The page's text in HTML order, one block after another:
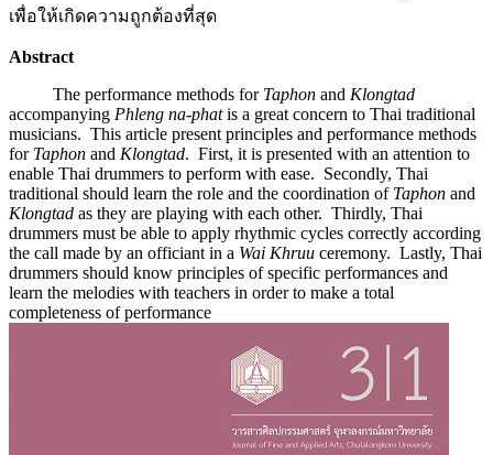
เพื่อให้เกิดความถูกต้องที่สุด
Abstract
The performance methods for Taphon and Klongtad
accompanying Phleng na-phatis a great concern to Thai traditional
musicians. This article present principles and performance methods
for Taphon and Klongtad. First, it is presented with an attention to
enable Thai drummers to perform with ease. Secondly, Thai
traditional should learn the role and the coordination of Taphon and
Klongtad as they are playing with each other. Thirdly, Thai
drummers must be able to apply rhythmic cycles correctly according
the call made by an officiant in a Wai Khruu ceremony. Lastly, Thai
drummers should know principles of specific performances and
learn the melodies with teachers in order to make a total
completeness of performance